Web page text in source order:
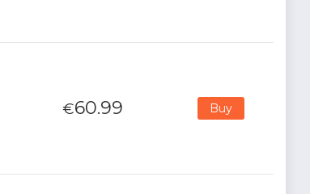
€60.99 Buy